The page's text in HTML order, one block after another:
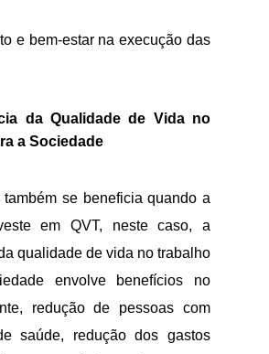
e bem-estar na execução das
da Qualidade de Vida no
a Sociedade
também se beneficia quando a
em QVT, neste caso, a
qualidade de vida no trabalho
envolve benefícios no
redução de pessoas com
saúde, redução dos gastos